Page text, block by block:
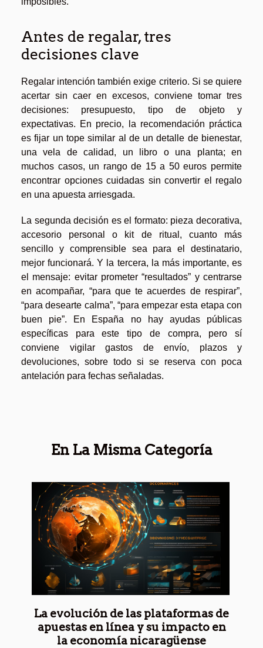
Antes de regalar, tres
decisiones clave
Regalar intención también exige criterio. Si se quiere
acertar sin caer en excesos, conviene tomar tres
decisiones: presupuesto, tipo de objeto y
expectativas. En precio, la recomendación práctica
es fijar un tope similar al de un detalle de bienestar,
una vela de calidad, un libro o una planta; en
muchos casos, un rango de 15 a 50 euros permite
encontrar opciones cuidadas sin convertir el regalo
en una apuesta arriesgada.
La segunda decisión es el formato: pieza decorativa,
accesorio personal o kit de ritual, cuanto más
sencillo y comprensible sea para el destinatario,
mejor funcionará. Y la tercera, la más importante, es
el mensaje: evitar prometer “resultados” y centrarse
en acompañar, “para que te acuerdes de respirar”,
“para desearte calma”, “para empezar esta etapa con
buen pie”. En España no hay ayudas públicas
específicas para este tipo de compra, pero sí
conviene vigilar gastos de envío, plazos y
devoluciones, sobre todo si se reserva con poca
antelación para fechas señaladas.
En La Misma Categoría
La evolución de las plataformas de
apuestas en línea y su impacto en
la economía nicaragüense